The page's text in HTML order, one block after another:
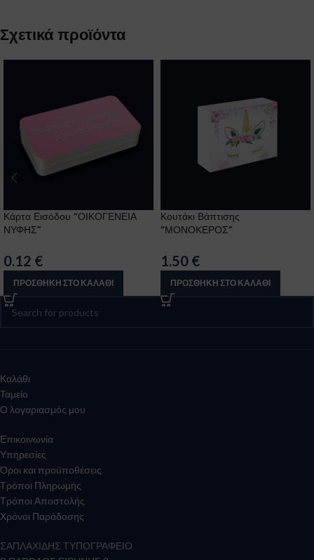
Σχετικά προϊόντα
Κάρτα Εισόδου “ΟΙΚΟΓΕΝΕΙΑ
ΝΥΦΗΣ”
0.12 €
ΠΡΟΣΘΉΚΗ ΣΤΟ ΚΑΛΆΘΙ
Κουτάκι Βάπτισης
“ΜΟΝΟΚΕΡΟΣ”
1.50 €
ΠΡΟΣΘΉΚΗ ΣΤΟ ΚΑΛΆΘΙ
Καλάθι
Ταμείο
Ο λογαριασμός μου
Επικοινωνία
Υπηρεσίες
Όροι και προϋποθέσεις
Τρόποι Πληρωμής
Τρόποι Αποστολής
Χρόνοι Παράδοσης
ΣΑΠΛΑΧΙΔΗΣ ΤΥΠΟΓΡΑΦΕΙΟ